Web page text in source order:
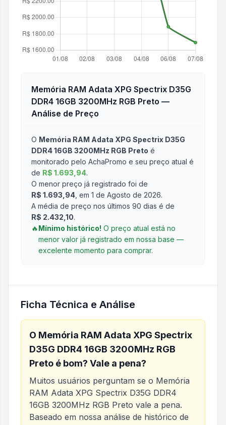
Memória RAM Adata XPG Spectrix D35G
DDR4 16GB 3200MHz RGB Preto —
Análise de Preço
O Memória RAM Adata XPG Spectrix D35G
DDR4 16GB 3200MHz RGB Preto é
monitorado pelo AchaPromo e seu preço atual é
de R$ 1.693,94.
O menor preço já registrado foi de
R$ 1.693,94 , em 1 de Agosto de 2026.
A média de preço nos últimos 90 dias é de
R$ 2.432,10.
🔥Mínimo histórico! O preço atual está no
menor valor já registrado em nossa base —
excelente momento para comprar.
Ficha Técnica e Análise
O Memória RAM Adata XPG Spectrix
D35G DDR4 16GB 3200MHz RGB
Preto é bom? Vale a pena?
Muitos usuários perguntam se o Memória
RAM Adata XPG Spectrix D35G DDR4
16GB 3200MHz RGB Preto vale a pena.
Baseado em nossa análise de histórico de